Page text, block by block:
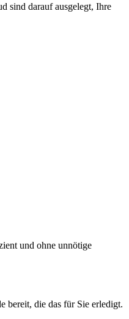
sind darauf ausgelegt, Ihre
und ohne unnötige
bereit, die das für Sie erledigt.